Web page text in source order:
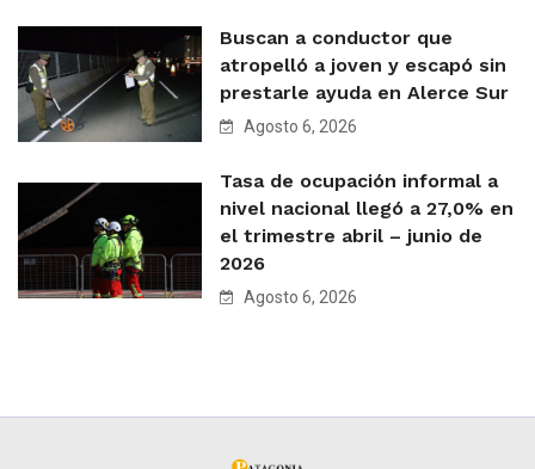
Buscan a conductor que
atropelló a joven y escapó sin
prestarle ayuda en Alerce Sur
Agosto 6, 2026
Tasa de ocupación informal a
nivel nacional llegó a 27,0% en
el trimestre abril – junio de
2026
Agosto 6, 2026